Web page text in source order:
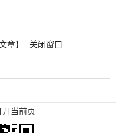
章】 关闭窗口
当前页